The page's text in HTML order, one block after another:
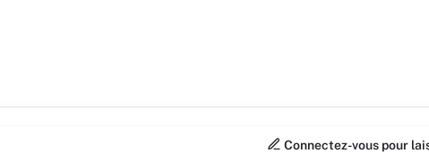
Connectez-vous pour